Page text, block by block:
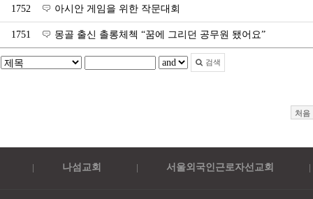
1752 아시안 게임을 위한 작문대회
1751 몽골 출신 촐롱체첵 “꿈에 그리던 공무원 됐어요”
검색
처음
나섬교회 서울외국인근로자선교회